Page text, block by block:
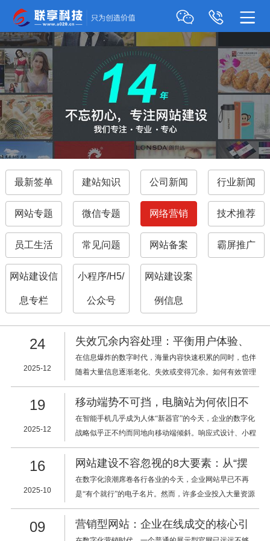
最新签单 建站知识 公司新闻 行业新闻
网站专题 微信专题 网络营销 技术推荐
员工生活 常见问题 网站备案 霸屏推广
网站建设信
息专栏
小程序/H5/
公众号
网站建设案
例信息
24
2025-12
失效冗余内容处理：平衡用户体验、
SEO与资源成本的五大要诀
在信息爆炸的数字时代，海量内容快速积累的同时，也伴
随着大量信息逐渐老化、失效或变得冗余。如何有效管理
这些内容，已成为内容运营、网站管理及SEO优化中的核
心课题。本文将围绕失效冗余内容处理的五大要点，系统
阐述从定义识别到平衡策略的全流程方法论。
19
2025-12
移动端势不可挡，电脑站为何依旧不
可或缺？企业应“双端并重”而非“舍PC
取M”
在智能手机几乎成为人体“新器官”的今天，企业的数字化
战略似乎正不约而同地向移动端倾斜。响应式设计、小程
序开发、APP推广……无不彰显着对移动流量的渴求。然
而，在这股洪流之中，一个核心结论必须被重申：移动端
需求再旺，传统的电脑站（PC站）依旧是不可或缺的基
石。明智的企业策略，应是“双端并重”，而非“舍PC取
16
2025-10
网站建设不容忽视的8大要素：从“摆
设”到“增长引擎”的蜕变指南
在数字化浪潮席卷各行各业的今天，企业网站早已不再
是“有个就行”的电子名片。然而，许多企业投入大量资源
建设的网站，最终却沦为互联网海洋中又一座无人问津
的“数字孤岛”。问题出在哪里？以下是网站建设中最常被
忽略的8大关键要素，它们决定了你的网站是成为业务增
09
营销型网站：企业在线成交的核心引